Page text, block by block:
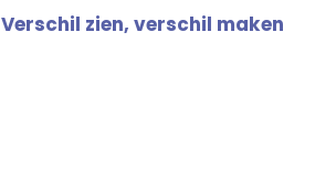
Verschil zien, verschil maken